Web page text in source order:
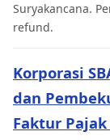
Suryakancana.
refund.
Korporasi
dan
Faktur